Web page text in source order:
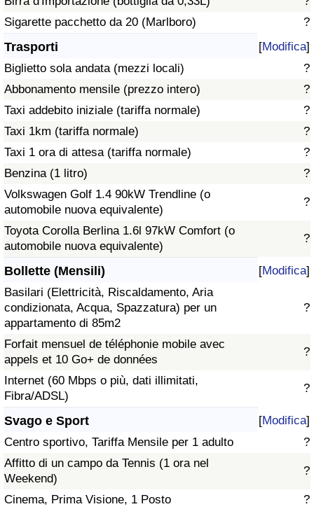
Sigarette pacchetto da 20 (Marlboro)
?
Trasporti [Modifica]
Biglietto sola andata (mezzi locali)
?
Abbonamento mensile (prezzo intero)
?
Taxi addebito iniziale (tariffa normale)
?
Taxi 1km (tariffa normale)
?
Taxi 1 ora di attesa (tariffa normale)
?
Benzina (1 litro)
?
Volkswagen Golf 1.4 90kW Trendline (o
automobile nuova equivalente)
?
Toyota Corolla Berlina 1.6l 97kW Comfort (o
automobile nuova equivalente)
?
Bollette (Mensili) [Modifica]
Basilari (Elettricità, Riscaldamento, Aria
condizionata, Acqua, Spazzatura) per un
appartamento di 85m2
?
Forfait mensuel de téléphonie mobile avec
appels et 10 Go+ de données
?
Internet (60 Mbps o più, dati illimitati,
Fibra/ADSL)
?
Svago e Sport [Modifica]
Centro sportivo, Tariffa Mensile per 1 adulto
?
Affitto di un campo da Tennis (1 ora nel
Weekend)
?
Cinema, Prima Visione, 1 Posto ?
Indice del traffico (Corrente)
Indice del traffico per Nazione